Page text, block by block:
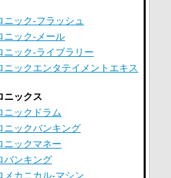
ニック‐フラッシュ
ニック‐メール
ニック‐ライブラリー
ニックエンタテイメントエキス
ニックス
ニックドラム
ニックバンキング
ニックマネー
バンキング
メカニカル‐マシン